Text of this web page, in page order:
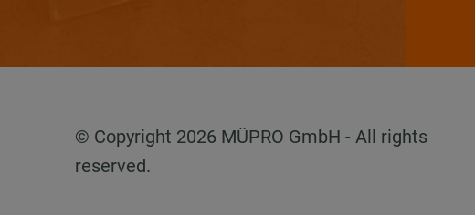
© Copyright 2026 MÜPRO GmbH - All rights
reserved.